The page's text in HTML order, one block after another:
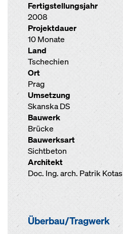
Fertigstellungsjahr
2008
Projektdauer
10 Monate
Land
Tschechien
Ort
Prag
Umsetzung
Skanska DS
Bauwerk
Brücke
Bauwerksart
Sichtbeton
Architekt
Doc. Ing. arch. Patrik Kotas
Überbau/Tragwerk